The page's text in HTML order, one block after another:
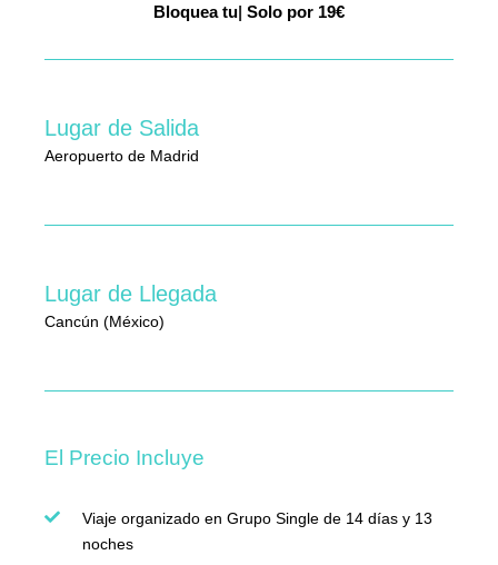
Bloqueatu plaza 24 hor |Solo por 19€
Lugar de Salida
Aeropuerto de Madrid
Lugar de Llegada
Cancún (México)
El Precio Incluye
Viaje organizado en Grupo Single de 14 días y 13
noches